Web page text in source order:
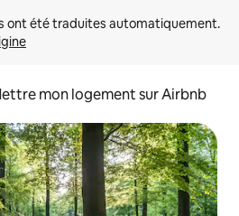
mon logement sur Airbnb